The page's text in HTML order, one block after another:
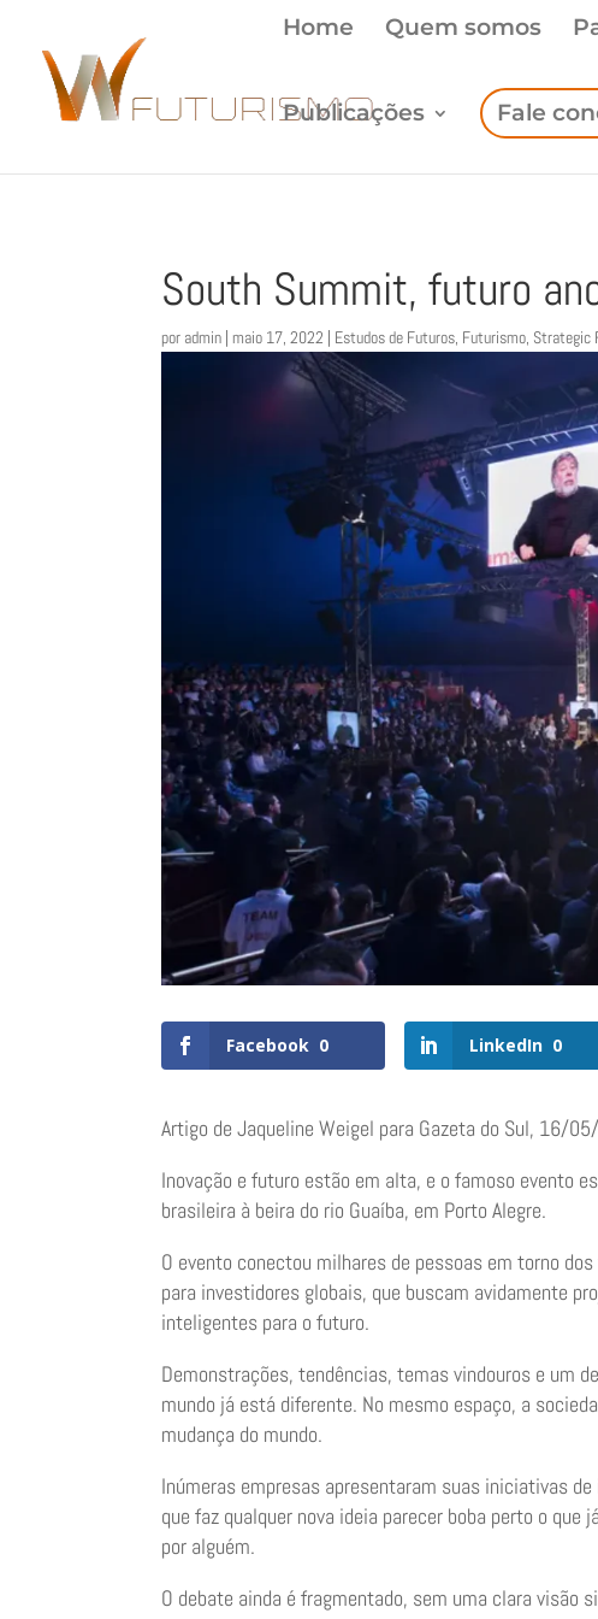
Home Quem somos
Publicações Fale
South Summit, futuro
por admin |maio 17, 2022 Estudos de Futuros, Futurismo, Strategic
Facebook 0 LinkedIn 0
Artigo de Jaqueline Weigel para Gazeta do Sul, 16/
Inovação e futuro estão em alta, e o famoso evento
brasileira à beira do rio Guaíba, em Porto Alegre.
O evento conectou milhares de pessoas em torno
para investidores globais, que buscam avidamente
inteligentes para o futuro.
Demonstrações, tendências, temas vindouros e um
mundo já está diferente. No mesmo espaço, a
mudança do mundo.
Inúmeras empresas apresentaram suas iniciativas
que faz qualquer nova ideia parecer boba perto o
por alguém.
O debate ainda é fragmentado, sem uma clara visão